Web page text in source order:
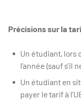
Précisions sur la
Un étudiant, lors
l’année (sauf s’il
Un étudiant en
payer le tarif à